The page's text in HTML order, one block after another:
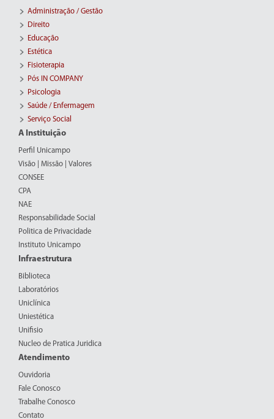
Administração / Gestão
Direito
Educação
Estética
Fisioterapia
Pós IN COMPANY
Psicologia
Saúde / Enfermagem
Serviço Social
A Instituição
Perfil Unicampo
Visão | Missão | Valores
CONSEE
CPA
NAE
Responsabilidade Social
Politica de Privacidade
Instituto Unicampo
Infraestrutura
Biblioteca
Laboratórios
Uniclínica
Uniestética
Unifisio
Nucleo de Pratica Juridica
Atendimento
Ouvidoria
Fale Conosco
Trabalhe Conosco
Contato